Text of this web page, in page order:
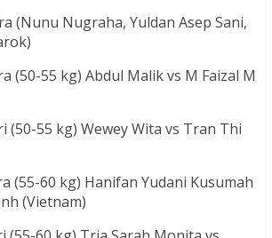
(Nunu Nugraha, Yuldan Asep Sani,
(50-55 kg) Abdul Malik vs M Faizal M
(50-55 kg) Wewey Wita vs Tran Thi
(55-60 kg) Hanifan Yudani Kusumah
(Vietnam)